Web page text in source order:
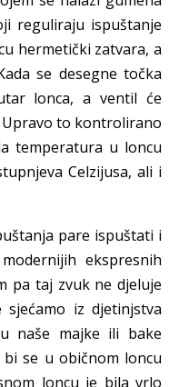
reguliraju ispuštanje
hermetički zatvara, a
se desegne točka
lonca, a ventil će
to kontrolirano
temperatura u loncu
Celzijusa, ali i
pare ispuštati i
ekspresnih
pa taj zvuk ne djeluje
sjećamo iz djetinjstva
naše majke ili bake
se u običnom loncu
loncu je bila vrlo